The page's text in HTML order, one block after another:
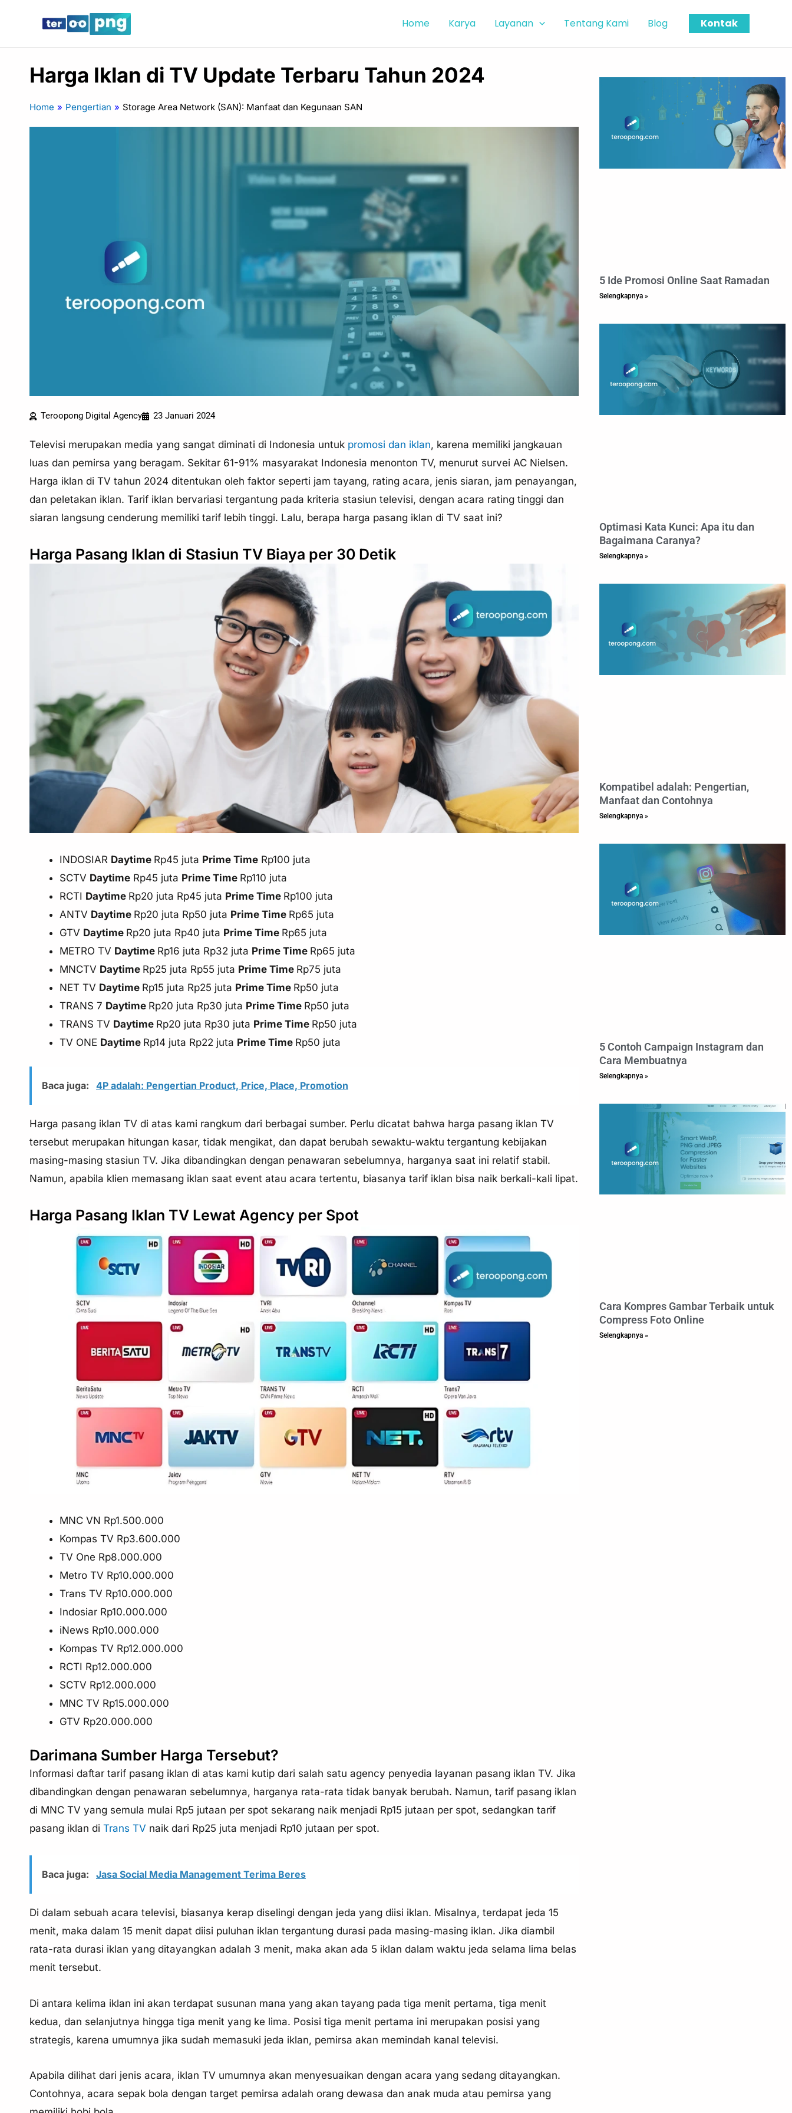
Home Karya Layanan Tentang Kami Blog Kontak
Harga Iklan di TV Update Terbaru Tahun 2024
Home » Pengertian » Storage Area Network (SAN): Manfaat dan Kegunaan SAN
Teroopong Digital Agency 23 Januari 2024
Televisi merupakan media yang sangat diminati di Indonesia untuk promosi dan iklan, karena memiliki jangkauan
luas dan pemirsa yang beragam. Sekitar 61-91% masyarakat Indonesia menonton TV, menurut survei AC Nielsen.
Harga iklan di TV tahun 2024 ditentukan oleh faktor seperti jam tayang, rating acara, jenis siaran, jam penayangan,
dan peletakan iklan. Tarif iklan bervariasi tergantung pada kriteria stasiun televisi, dengan acara rating tinggi dan
siaran langsung cenderung memiliki tarif lebih tinggi. Lalu, berapa harga pasang iklan di TV saat ini?
Harga Pasang Iklan di Stasiun TV Biaya per 30 Detik
INDOSIAR Daytime Rp45 juta Prime Time Rp100 juta
SCTV Daytime Rp45 juta Prime Time Rp110 juta
RCTI Daytime Rp20 juta Rp45 juta Prime Time Rp100 juta
ANTV Daytime Rp20 juta Rp50 juta Prime Time Rp65 juta
GTV Daytime Rp20 juta Rp40 juta Prime Time Rp65 juta
METRO TV Daytime Rp16 juta Rp32 juta Prime Time Rp65 juta
MNCTV Daytime Rp25 juta Rp55 juta Prime Time Rp75 juta
NET TV Daytime Rp15 juta Rp25 juta Prime Time Rp50 juta
TRANS 7 Daytime Rp20 juta Rp30 juta Prime Time Rp50 juta
TRANS TV Daytime Rp20 juta Rp30 juta Prime Time Rp50 juta
TV ONE Daytime Rp14 juta Rp22 juta Prime Time Rp50 juta
Baca juga: 4P adalah: Pengertian Product, Price, Place, Promotion
Harga pasang iklan TV di atas kami rangkum dari berbagai sumber. Perlu dicatat bahwa harga pasang iklan TV
tersebut merupakan hitungan kasar, tidak mengikat, dan dapat berubah sewaktu-waktu tergantung kebijakan
masing-masing stasiun TV. Jika dibandingkan dengan penawaran sebelumnya, harganya saat ini relatif stabil.
Namun, apabila klien memasang iklan saat event atau acara tertentu, biasanya tarif iklan bisa naik berkali-kali lipat.
Harga Pasang Iklan TV Lewat Agency per Spot
MNC VN Rp1.500.000
Kompas TV Rp3.600.000
TV One Rp8.000.000
Metro TV Rp10.000.000
Trans TV Rp10.000.000
Indosiar Rp10.000.000
iNews Rp10.000.000
Kompas TV Rp12.000.000
RCTI Rp12.000.000
SCTV Rp12.000.000
MNC TV Rp15.000.000
GTV Rp20.000.000
Darimana Sumber Harga Tersebut?
Informasi daftar tarif pasang iklan di atas kami kutip dari salah satu agency penyedia layanan pasang iklan TV. Jika
dibandingkan dengan penawaran sebelumnya, harganya rata-rata tidak banyak berubah. Namun, tarif pasang iklan
di MNC TV yang semula mulai Rp5 jutaan per spot sekarang naik menjadi Rp15 jutaan per spot, sedangkan tarif
pasang iklan di Trans TV naik dari Rp25 juta menjadi Rp10 jutaan per spot.
Baca juga: Jasa Social Media Management Terima Beres
Di dalam sebuah acara televisi, biasanya kerap diselingi dengan jeda yang diisi iklan. Misalnya, terdapat jeda 15
menit, maka dalam 15 menit dapat diisi puluhan iklan tergantung durasi pada masing-masing iklan. Jika diambil
rata-rata durasi iklan yang ditayangkan adalah 3 menit, maka akan ada 5 iklan dalam waktu jeda selama lima belas
menit tersebut.
Di antara kelima iklan ini akan terdapat susunan mana yang akan tayang pada tiga menit pertama, tiga menit
kedua, dan selanjutnya hingga tiga menit yang ke lima. Posisi tiga menit pertama ini merupakan posisi yang
strategis, karena umumnya jika sudah memasuki jeda iklan, pemirsa akan memindah kanal televisi.
Apabila dilihat dari jenis acara, iklan TV umumnya akan menyesuaikan dengan acara yang sedang ditayangkan.
Contohnya, acara sepak bola dengan target pemirsa adalah orang dewasa dan anak muda atau pemirsa yang
5 Ide Promosi Online Saat Ramadan
Selengkapnya »
Optimasi Kata Kunci: Apa itu dan
Bagaimana Caranya?
Selengkapnya »
Kompatibel adalah: Pengertian,
Manfaat dan Contohnya
Selengkapnya »
5 Contoh Campaign Instagram dan
Cara Membuatnya
Selengkapnya »
Cara Kompres Gambar Terbaik untuk
Compress Foto Online
Selengkapnya »